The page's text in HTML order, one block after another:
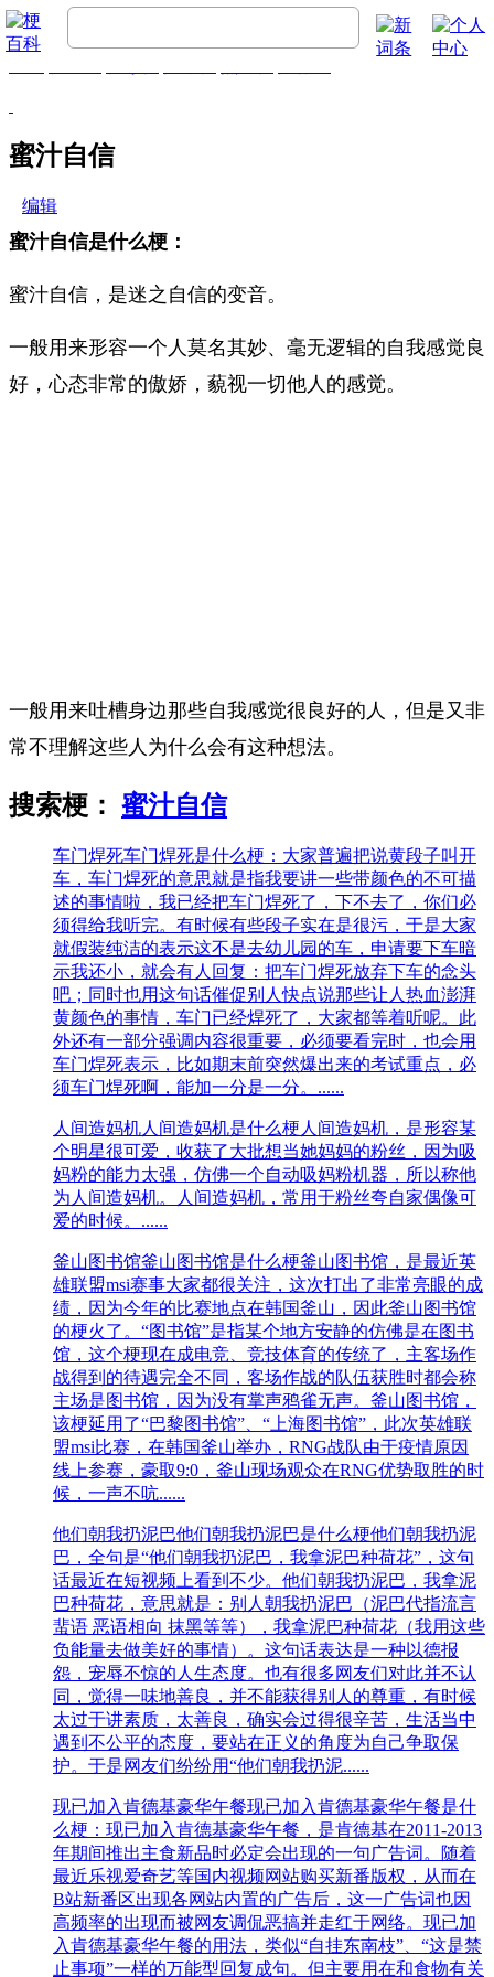
蜜汁自信
编辑
蜜汁自信是什么梗：
蜜汁自信，是迷之自信的变音。
一般用来形容一个人莫名其妙、毫无逻辑的自我感觉良
好，心态非常的傲娇，藐视一切他人的感觉。
一般用来吐槽身边那些自我感觉很良好的人，但是又非
常不理解这些人为什么会有这种想法。
搜索梗： 蜜汁自信
车门焊死车门焊死是什么梗：大家普遍把说黄段子叫开
车，车门焊死的意思就是指我要讲一些带颜色的不可描
述的事情啦，我已经把车门焊死了，下不去了，你们必
须得给我听完。有时候有些段子实在是很污，于是大家
就假装纯洁的表示这不是去幼儿园的车，申请要下车暗
示我还小，就会有人回复：把车门焊死放弃下车的念头
吧；同时也用这句话催促别人快点说那些让人热血澎湃
黄颜色的事情，车门已经焊死了，大家都等着听呢。此
外还有一部分强调内容很重要，必须要看完时，也会用
车门焊死表示，比如期末前突然爆出来的考试重点，必
须车门焊死啊，能加一分是一分。......
人间造妈机人间造妈机是什么梗人间造妈机，是形容某
个明星很可爱，收获了大批想当她妈妈的粉丝，因为吸
妈粉的能力太强，仿佛一个自动吸妈粉机器，所以称他
为人间造妈机。人间造妈机，常用于粉丝夸自家偶像可
爱的时候。......
釜山图书馆釜山图书馆是什么梗釜山图书馆，是最近英
雄联盟msi赛事大家都很关注，这次打出了非常亮眼的成
绩，因为今年的比赛地点在韩国釜山，因此釜山图书馆
的梗火了。“图书馆”是指某个地方安静的仿佛是在图书
馆，这个梗现在成电竞、竞技体育的传统了，主客场作
战得到的待遇完全不同，客场作战的队伍获胜时都会称
主场是图书馆，因为没有掌声鸦雀无声。釜山图书馆，
该梗延用了“巴黎图书馆”、“上海图书馆”，此次英雄联
盟msi比赛，在韩国釜山举办，RNG战队由于疫情原因
线上参赛，豪取9:0，釜山现场观众在RNG优势取胜的时
候，一声不吭......
他们朝我扔泥巴他们朝我扔泥巴是什么梗他们朝我扔泥
巴，全句是“他们朝我扔泥巴，我拿泥巴种荷花”，这句
话最近在短视频上看到不少。他们朝我扔泥巴，我拿泥
巴种荷花，意思就是：别人朝我扔泥巴（泥巴代指流言
蜚语 恶语相向 抹黑等等），我拿泥巴种荷花（我用这些
负能量去做美好的事情）。这句话表达是一种以德报
怨，宠辱不惊的人生态度。也有很多网友们对此并不认
同，觉得一味地善良，并不能获得别人的尊重，有时候
太过于讲素质，太善良，确实会过得很辛苦，生活当中
遇到不公平的态度，要站在正义的角度为自己争取保
护。于是网友们纷纷用“他们朝我扔泥......
现已加入肯德基豪华午餐现已加入肯德基豪华午餐是什
么梗：现已加入肯德基豪华午餐，是肯德基在2011-2013
年期间推出主食新品时必定会出现的一句广告词。随着
最近乐视爱奇艺等国内视频网站购买新番版权，从而在
B站新番区出现各网站内置的广告后，这一广告词也因
高频率的出现而被网友调侃恶搞并走红于网络。现已加
入肯德基豪华午餐的用法，类似“自挂东南枝”、“这是禁
止事项”一样的万能型回复成句。但主要用在和食物有关